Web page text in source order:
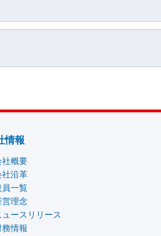
情報
社概要
社沿革
員一覧
営理念
ュースリリース
務情報